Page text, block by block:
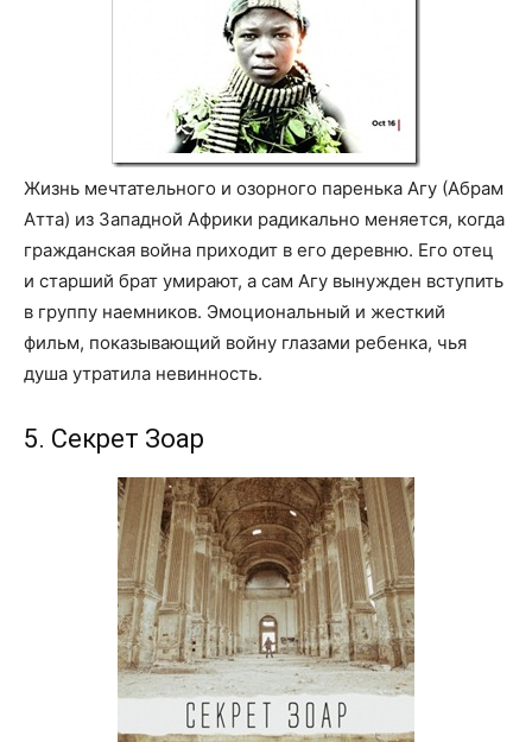
Жизнь мечтательного и озорного паренька Агу (Абрам
Атта) из Западной Африки радикально меняется, когда
гражданская война приходит в его деревню. Его отец
и старший брат умирают, а сам Агу вынужден вступить
в группу наемников. Эмоциональный и жесткий
фильм, показывающий войну глазами ребенка, чья
душа утратила невинность.
5. Секрет Зоар